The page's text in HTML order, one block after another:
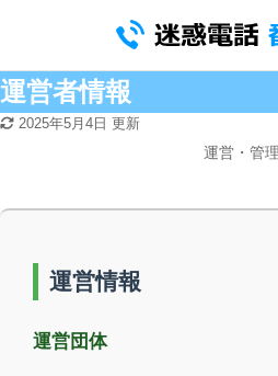
運営者情報
2025年5月4日 更新
運営・管
運営情報
運営団体